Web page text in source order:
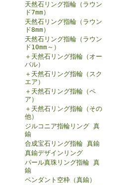
天然石リング指輪（ラウン
ド7mm）
天然石リング指輪（ラウン
ド8mm）
天然石リング指輪（ラウン
ド10mm～）
＋天然石リング指輪（オー
バル）
＋天然石リング指輪（スク
エア）
＋天然石リング指輪（ペ
ア）
＋天然石リング指輪（その
他）
ジルコニア指輪リング 真
鍮
合成宝石リング指輪 真鍮
真鍮デザインリング
パール真珠リング指輪 真
鍮
ペンダント空枠（真鍮）